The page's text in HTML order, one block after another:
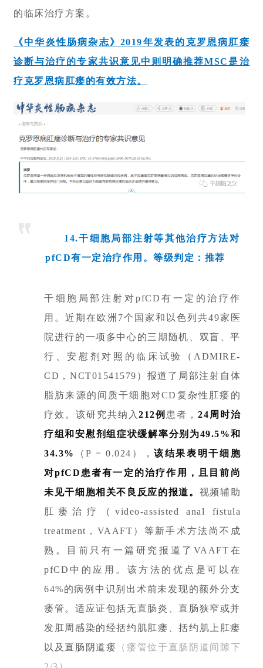
的临床治疗方案。
《中华炎性肠病杂志》2019年发表的克罗恩病肛瘘
诊断与治疗的专家共识意见中则明确推荐MSC是治
疗克罗恩病肛瘘的有效方法。
14.干细胞局部注射等其他治疗方法对
pfCD有一定治疗作用。等级判定：推荐
干细胞局部注射对pfCD有一定的治疗作
用。近期在欧洲7个国家和以色列共49家医
院进行的一项多中心的三期随机、双盲、平
行、安慰剂对照的临床试验（ADMIRE-
CD，NCT01541579）报道了局部注射自体
脂肪来源的间质干细胞对CD复杂性肛瘘的
疗效。该研究共纳入212例 患者，24周时治
疗组和安慰剂组症状缓解率分别为49.5%和
34.3%
（P = 0.024），该结果表明干细胞
对pfCD患者有一定的治疗作用，且目前尚
未见干细胞相关不良反应的报道。 视频辅助
肛瘘治疗（video-assisted anal fistula
treatment，VAAFT）等新手术方法尚不成
熟。目前只有一篇研究报道了VAAFT在
pfCD中的应用。该方法的优点是可以在
64%的病例中识别出术前未发现的额外分支
瘘管。适应证包括无直肠炎、直肠狭窄或并
发肛周感染的经括约肌肛瘘、括约肌上肛瘘
以及直肠阴道瘘 （瘘管位于直肠阴道间隙下